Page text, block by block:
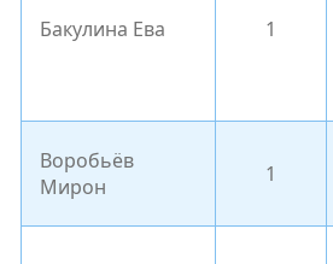
Бакулина Ева 1
Воробьёв
Мирон
1